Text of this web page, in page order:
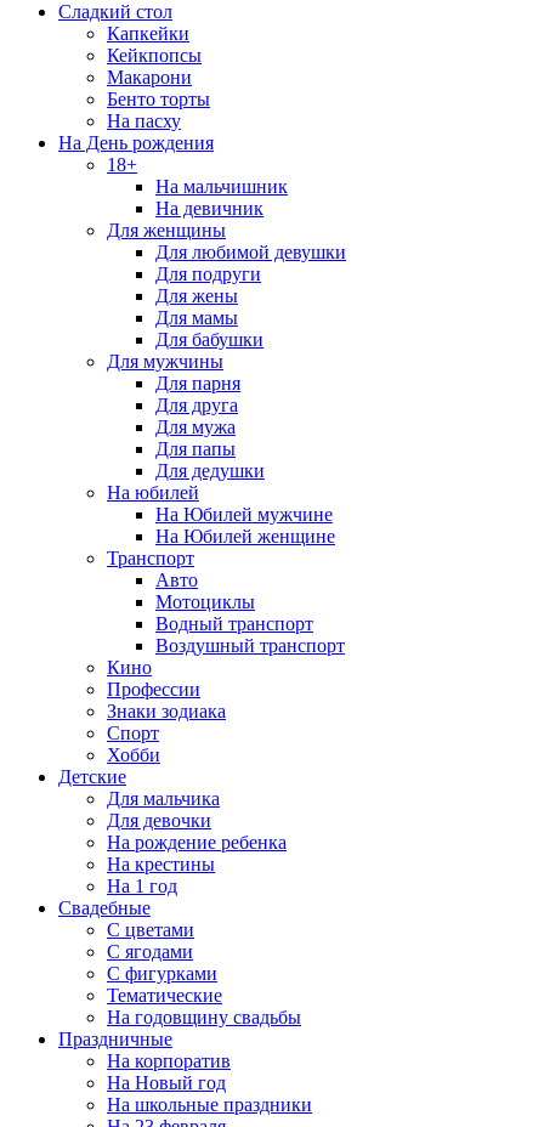
Сладкий стол
Капкейки
Кейкпопсы
Макарони
Бенто торты
На пасху
На День рождения
18+
На мальчишник
На девичник
Для женщины
Для любимой девушки
Для подруги
Для жены
Для мамы
Для бабушки
Для мужчины
Для парня
Для друга
Для мужа
Для папы
Для дедушки
На юбилей
На Юбилей мужчине
На Юбилей женщине
Транспорт
Авто
Мотоциклы
Водный транспорт
Воздушный транспорт
Кино
Профессии
Знаки зодиака
Спорт
Хобби
Детские
Для мальчика
Для девочки
На рождение ребенка
На крестины
На 1 год
Свадебные
С цветами
С ягодами
С фигурками
Тематические
На годовщину свадьбы
Праздничные
На корпоратив
На Новый год
На школьные праздники